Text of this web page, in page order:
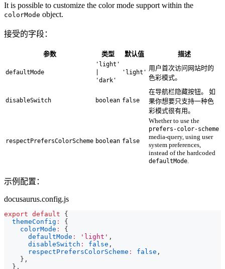
It is possible to customize the color mode support within the
colorMode object.
接受的字段：
参数 类型 默认值 描述
defaultMode
'light'
'dark'
'light'
用户首次访问网站时的
色彩模式。
disableSwitch boolean false
在导航栏隐藏按钮。 如
果你想要只支持一种色
彩模式很有用。
respectPrefersColorScheme boolean false
Whether to use the
prefers-color-scheme
media-query, using user
system preferences,
instead of the hardcoded
defaultMode
示例配置：
docusaurus.config.js
export default
{
themeConfig :
{
colorMode :
{
defaultMode : 'light' ,
disableSwitch : false ,
respectPrefersColorScheme : false ,
} ,
} ,